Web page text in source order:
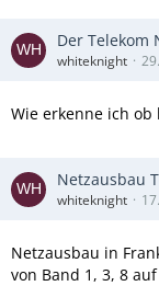
Der Telekom
whiteknight
Wie erkenne ich ob
Netzausbau
whiteknight
Netzausbau in
von Band 1, 3, 8